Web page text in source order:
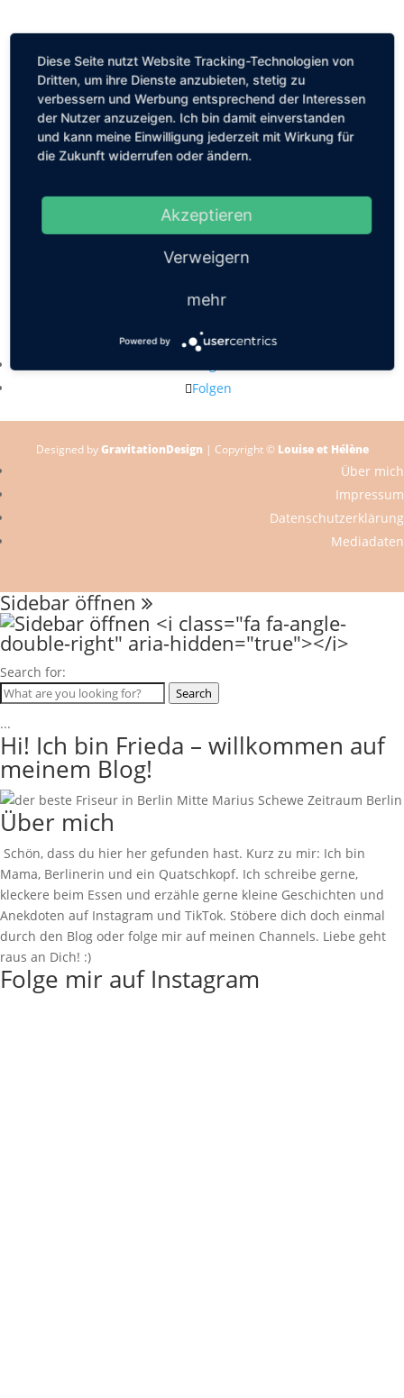
mail@louiseethelene.de
Folgen
Designed byGravitationDesign | Copyright © Louise et Hélène
Über mich
Impressum
Datenschutzerklärung
Mediadaten
Sidebar öffnen
Search for:
Search
...
Hi! Ich bin Frieda – willkommen auf
meinem Blog!
Über mich
Schön, dass du hier her gefunden hast. Kurz zu mir: Ich bin
Mama, Berlinerin und ein Quatschkopf. Ich schreibe gerne,
kleckere beim Essen und erzähle gerne kleine Geschichten und
Anekdoten auf Instagram und TikTok. Stöbere dich doch einmal
durch den Blog oder folge mir auf meinen Channels. Liebe geht
raus an Dich! :)
Folge mir auf Instagram
Diese Seite nutzt Website Tracking-Technologien von
Dritten, um ihre Dienste anzubieten, stetig zu
verbessern und Werbung entsprechend der Interessen
der Nutzer anzuzeigen. Ich bin damit einverstanden
und kann meine Einwilligung jederzeit mit Wirkung für
die Zukunft widerrufen oder ändern.
Akzeptieren
Verweigern
mehr
Powered by